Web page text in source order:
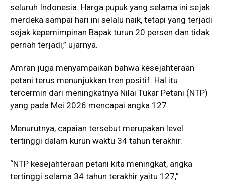
seluruh Indonesia. Harga pupuk yang selama ini sejak
merdeka sampai hari ini selalu naik, tetapi yang terjadi
sejak kepemimpinan Bapak turun 20 persen dan tidak
pernah terjadi,” ujarnya.
Amran juga menyampaikan bahwa kesejahteraan
petani terus menunjukkan tren positif. Hal itu
tercermin dari meningkatnya Nilai Tukar Petani (NTP)
yang pada Mei 2026 mencapai angka 127.
Menurutnya, capaian tersebut merupakan level
tertinggi dalam kurun waktu 34 tahun terakhir.
“NTP kesejahteraan petani kita meningkat, angka
tertinggi selama 34 tahun terakhir yaitu 127,”